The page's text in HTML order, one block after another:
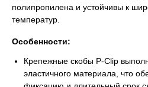
полипропилена и устойчивы к
температур.
Особенности:
Крепежные скобы P-Clip
эластичного материала, что